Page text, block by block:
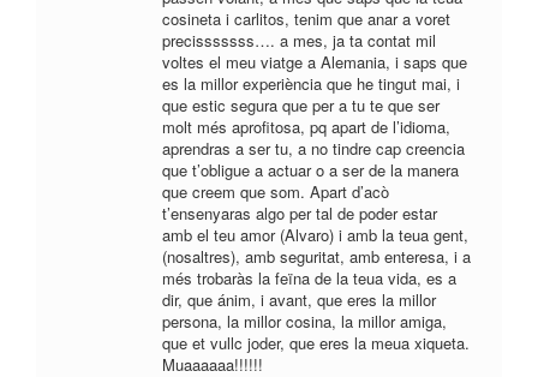
cosineta i carlitos, tenim que anar a voret
precisssssss…. a mes, ja ta contat mil
voltes el meu viatge a Alemania, i saps que
es la millor experiència que he tingut mai, i
que estic segura que per a tu te que ser
molt més aprofitosa, pq apart de l’idioma,
aprendras a ser tu, a no tindre cap creencia
que t’obligue a actuar o a ser de la manera
que creem que som. Apart d’acò
t’ensenyaras algo per tal de poder estar
amb el teu amor (Alvaro) i amb la teua gent,
(nosaltres), amb seguritat, amb enteresa, i a
més trobaràs la feïna de la teua vida, es a
dir, que ánim, i avant, que eres la millor
persona, la millor cosina, la millor amiga,
que et vullc joder, que eres la meua xiqueta.
Muaaaaaa!!!!!!